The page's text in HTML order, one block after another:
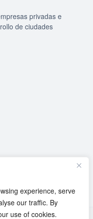
experience, serve
our traffic. By
use of cookies.
orientadas a las
medio
eficiencia
para la explotación
de cualquier
básica.
los dispositivos.
privadas e
de ciudades